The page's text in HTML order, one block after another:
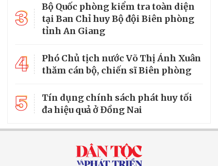
3
Bộ Quốc phòng kiểm tra toàn diện
tại Ban Chỉ huy Bộ đội Biên phòng
tỉnh An Giang
4
Phó Chủ tịch nước Võ Thị Ánh Xuân
thăm cán bộ, chiến sĩ Biên phòng
5
Tín dụng chính sách phát huy tối
đa hiệu quả ở Đồng Nai